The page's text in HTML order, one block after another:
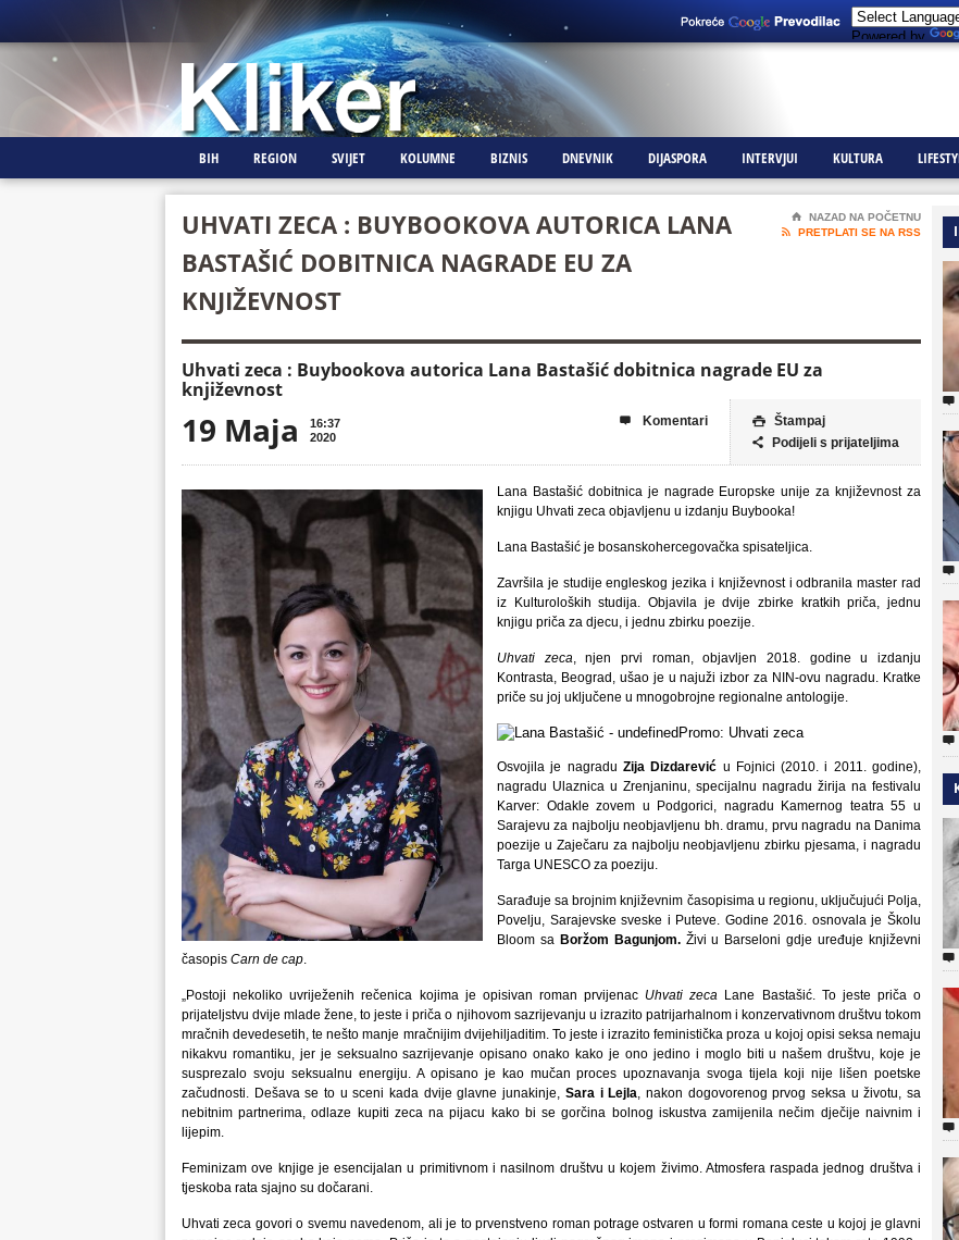
Powered by
BIH REGION SVIJET KOLUMNE BIZNIS DNEVNIK DIJASPORA INTERVJUI KULTURA
UHVATI ZECA : BUYBOOKOVA AUTORICA LANA
BASTAŠIĆ DOBITNICA NAGRADE EU ZA
KNJIŽEVNOST
⌂
NAZAD NA POČETNU

PRETPLATI SE NA RSS
Uhvati zeca : Buybookova autorica Lana Bastašić dobitnica nagrade EU za
književnost
19 Maja
16:37
2020
 Štampaj
 Podijeli s prijateljima
 Komentari
Lana Bastašić dobitnica je nagrade Europske unije za književnost za
knjigu Uhvati zeca objavljenu u izdanju Buybooka!
Lana Bastašić je bosanskohercegovačka spisateljica.
Završila je studije engleskog jezika i književnost i odbranila master rad
iz Kulturoloških studija. Objavila je dvije zbirke kratkih priča, jednu
knjigu priča za djecu, i jednu zbirku poezije.
Uhvati zeca, njen prvi roman, objavljen 2018. godine u izdanju
Kontrasta, Beograd, ušao je u najuži izbor za NIN-ovu nagradu. Kratke
priče su joj uključene u mnogobrojne regionalne antologije.
Promo: Uhvati zeca
Osvojila je nagradu Zija Dizdarević u Fojnici (2010. i 2011. godine),
nagradu Ulaznica u Zrenjaninu, specijalnu nagradu žirija na festivalu
Karver: Odakle zovem u Podgorici, nagradu Kamernog teatra 55 u
Sarajevu za najbolju neobjavljenu bh. dramu, prvu nagradu na Danima
poezije u Zaječaru za najbolju neobjavljenu zbirku pjesama, i nagradu
Targa UNESCO za poeziju.
Sarađuje sa brojnim književnim časopisima u regionu, uključujući Polja,
Povelju, Sarajevske sveske i Puteve. Godine 2016. osnovala je Školu
Bloom sa Boržom Bagunjom.Živi u Barseloni gdje uređuje književni
časopis Carn de cap.
„Postoji nekoliko uvriježenih rečenica kojima je opisivan roman prvijenac Uhvati zeca Lane Bastašić. To jeste priča o
prijateljstvu dvije mlade žene, to jeste i priča o njihovom sazrijevanju u izrazito patrijarhalnom i konzervativnom društvu tokom
mračnih devedesetih, te nešto manje mračnijim dvijehiljaditim. To jeste i izrazito feministička proza u kojoj opisi seksa nemaju
nikakvu romantiku, jer je seksualno sazrijevanje opisano onako kako je ono jedino i moglo biti u našem društvu, koje je
susprezalo svoju seksualnu energiju. A opisano je kao mučan proces upoznavanja svoga tijela koji nije lišen poetske
začudnosti. Dešava se to u sceni kada dvije glavne junakinje, Sara i Lejla, nakon dogovorenog prvog seksa u životu, sa
nebitnim partnerima, odlaze kupiti zeca na pijacu kako bi se gorčina bolnog iskustva zamijenila nečim dječije naivnim i
lijepim.
Feminizam ove knjige je esencijalan u primitivnom i nasilnom društvu u kojem živimo. Atmosfera raspada jednog društva i
tjeskoba rata sjajno su dočarani.
Uhvati zeca govori o svemu navedenom, ali je to prvenstveno roman potrage ostvaren u formi romana ceste u kojoj je glavni




